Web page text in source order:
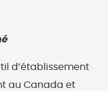
d’établissement
au Canada et